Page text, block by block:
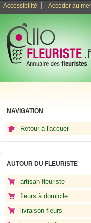
Accessibilité Accéder au
NAVIGATION
Retour à l'accueil
AUTOUR DU FLEURISTE
artisan fleuriste
fleurs à domicile
livraison fleurs